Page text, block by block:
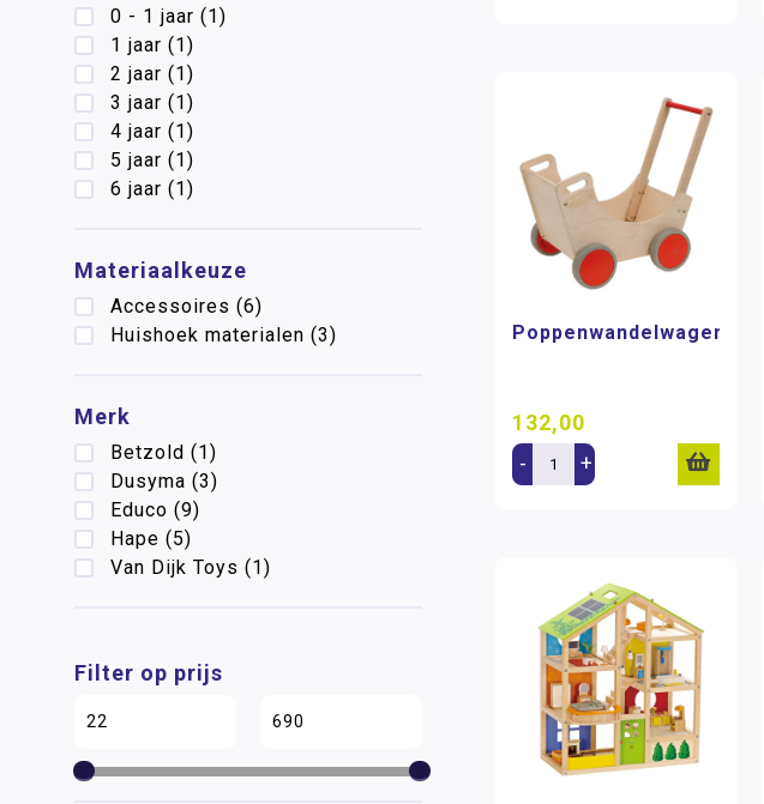
0 - 1 jaar (1)
1 jaar (1)
2 jaar (1)
3 jaar (1)
4 jaar (1)
5 jaar (1)
6 jaar (1)
Materiaalkeuze
Accessoires (6)
Huishoek materialen (3)
Merk
Betzold (1)
Dusyma (3)
Educo (9)
Hape (5)
Van Dijk Toys (1)
Filter op prijs
Poppenwandelwagen
132,00
- +